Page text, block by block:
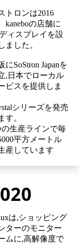
トロンは2016
kaneboの店舗に
ィスプレイを設
ました。
にSoStron Japanを
,日本でローカル
ビスを提供しま
シリーズを発売
す。
の生産ラインで毎
平方メートル
産しています
は,ショッピング
ターのモニター
ムに,高解像度で